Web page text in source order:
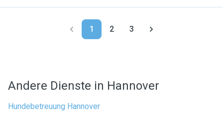
1 2 3
Andere Dienste in Hannover
Hundebetreuung Hannover